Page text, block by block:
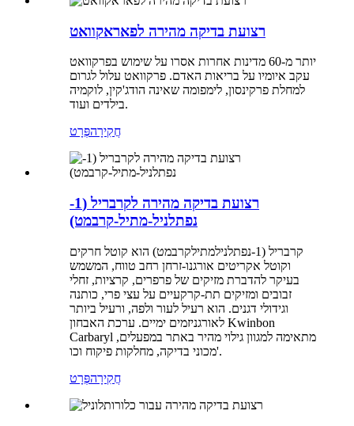
רצועת בדיקה מהירה לפאראקוואט
יותר מ-60 מדינות אחרות אסרו על שימוש בפרקוואט
עקב איומיו על בריאות האדם. פרקוואט עלול לגרום
למחלת פרקינסון, לימפומה שאינה הודג'קין, לוקמיה
בילדים ועוד.
חֲקִירָהפְּרָט
רצועת בדיקה מהירה לקרבריל (1-
נפתלניל-מתיל-קרבמט)
קרבריל (1-נפתלנילמתילקרבמט) הוא קוטל חרקים
וקוטל אקריטים אורגנו-זרחן רחב טווח, המשמש
בעיקר להדברת מזיקים של פרפרים, קרציות, זחלי
זבובים ומזיקים תת-קרקעיים על עצי פרי, כותנה
וגידולי דגנים. הוא רעיל לעור ולפה, ורעיל ביותר
לאורגניזמים ימיים. ערכת האבחון Kwinbon
Carbaryl מתאימה למגוון גילוי מהיר באתר במפעלים,
מכוני בדיקה, מחלקות פיקוח וכו'.
חֲקִירָהפְּרָט